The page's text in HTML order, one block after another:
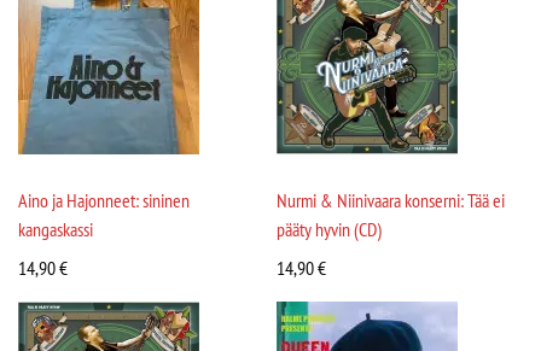
Aino ja Hajonneet: sininen
kangaskassi
14,90€
Nurmi & Niinivaara konserni: Tää ei
pääty hyvin (CD)
14,90€